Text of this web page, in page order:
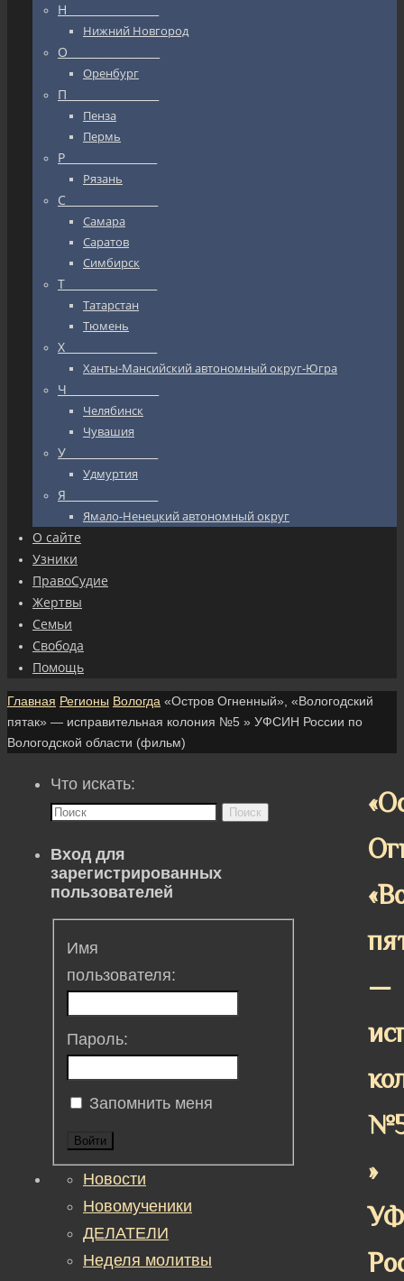
Н_________________
Нижний Новгород
О_________________
Оренбург
П_________________
Пенза
Пермь
Р_________________
Рязань
С_________________
Самара
Саратов
Симбирск
Т_________________
Татарстан
Тюмень
Х_________________
Ханты-Мансийский автономный округ-Югра
Ч_________________
Челябинск
Чувашия
У_________________
Удмуртия
Я_________________
Ямало-Ненецкий автономный округ
О сайте
Узники
ПравоСудие
Жертвы
Семьи
Свобода
Помощь
Главная Регионы Вологда «Остров Огненный», «Вологодский
пятак» — исправительная колония №5 » УФСИН России по
Вологодской области (фильм)
—
»
Что искать:
Поиск
Вход для
зарегистрированных
пользователей
Имя
пользователя:
Пароль:
Запомнить меня
Войти
Новости
Новомученики
ДЕЛАТЕЛИ
Неделя молитвы